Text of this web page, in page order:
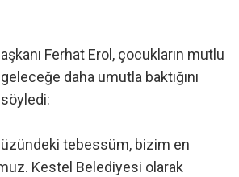
Ferhat Erol, çocukların mutlu
daha umutla baktığını
tebessüm, bizim en
Kestel Belediyesi olarak